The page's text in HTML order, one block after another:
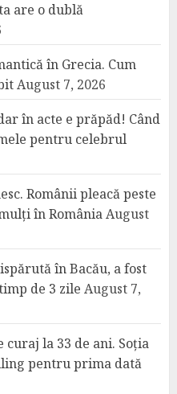
are o dublă
în Grecia. Cum
August 7, 2026
în acte e prăpăd! Când
pentru celebrul
Românii pleacă peste
în RomâniaAugust
în Bacău, a fost
de 3 zile August 7,
curaj la 33 de ani. Soția
pentru prima dată